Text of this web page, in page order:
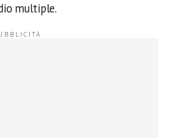
multiple.